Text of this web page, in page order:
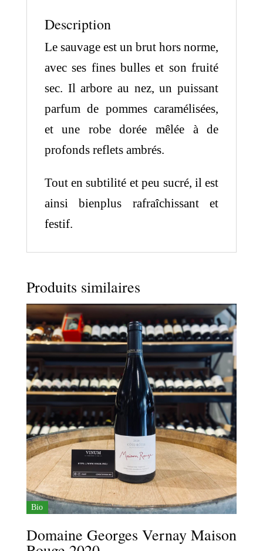
Description
Le sauvage est un brut hors norme,
avec ses fines bulles et son fruité
sec. Il arbore au nez, un puissant
parfum de pommes caramélisées,
et une robe dorée mêlée à de
profonds reflets ambrés.
Tout en subtilité et peu sucré, il est
ainsi bienplus rafraîchissant et
festif.
Produits similaires
Bio
Domaine Georges Vernay Maison